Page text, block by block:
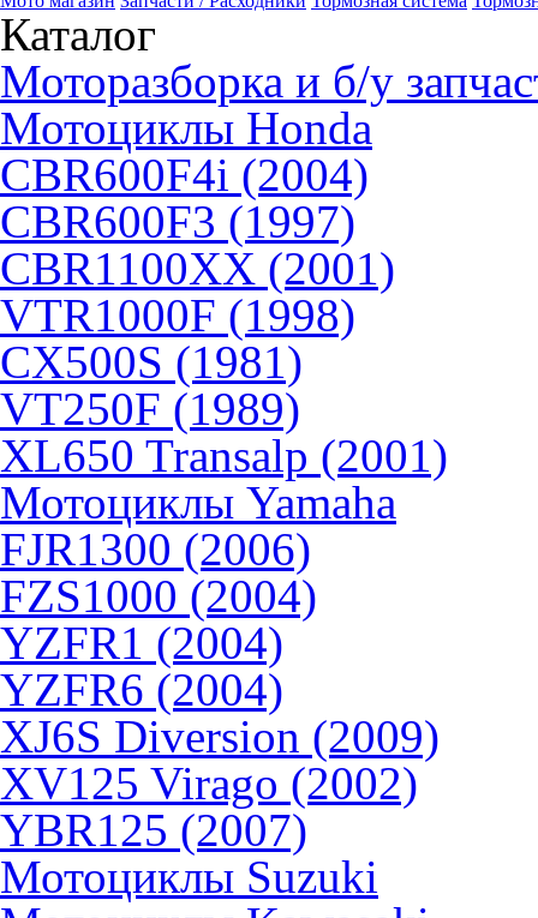
Каталог
Моторазборка и б/у
Мотоциклы Honda
CBR600F4i (2004)
CBR600F3 (1997)
CBR1100XX (2001)
VTR1000F (1998)
CX500S (1981)
VT250F (1989)
XL650 Transalp (2001)
Мотоциклы Yamaha
FJR1300 (2006)
FZS1000 (2004)
YZFR1 (2004)
YZFR6 (2004)
XJ6S Diversion (2009)
XV125 Virago (2002)
YBR125 (2007)
Мотоциклы Suzuki